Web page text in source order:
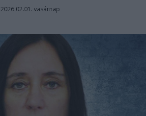
2026.02.01. vasárnap